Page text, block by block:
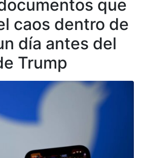
que
caos dentro de
día antes del
Trump